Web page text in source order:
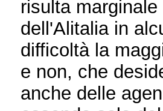
risulta
dell'Alitalia in
difficoltà la
e non, che
anche delle